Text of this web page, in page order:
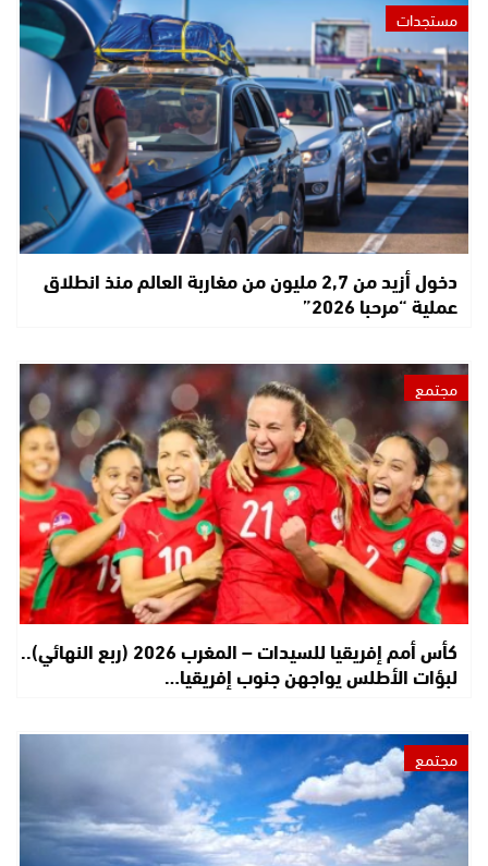
مستجدات
دخول أزيد من 2,7 مليون من مغاربة العالم منذ انطلاق
عملية “مرحبا 2026”
مجتمع
كأس أمم إفريقيا للسيدات – المغرب 2026 (ربع النهائي)..
لبؤات الأطلس يواجهن جنوب إفريقيا…
مجتمع